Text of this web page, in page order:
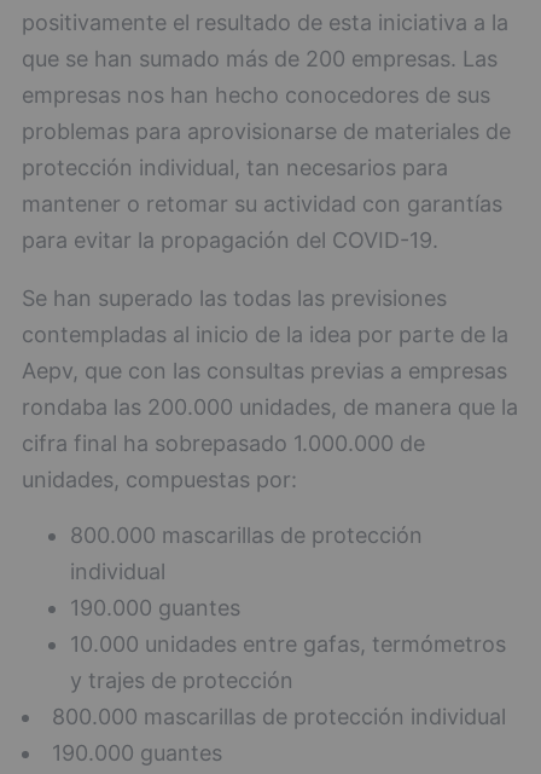
positivamente el resultado de esta iniciativa a la
que se han sumado más de 200 empresas. Las
empresas nos han hecho conocedores de sus
problemas para aprovisionarse de materiales de
protección individual, tan necesarios para
mantener o retomar su actividad con garantías
para evitar la propagación del COVID-19.
Se han superado las todas las previsiones
contempladas al inicio de la idea por parte de la
Aepv, que con las consultas previas a empresas
rondaba las 200.000 unidades, de manera que la
cifra final ha sobrepasado 1.000.000 de
unidades, compuestas por:
800.000 mascarillas de protección
individual
190.000 guantes
10.000 unidades entre gafas, termómetros
y trajes de protección
800.000 mascarillas de protección individual
190.000 guantes